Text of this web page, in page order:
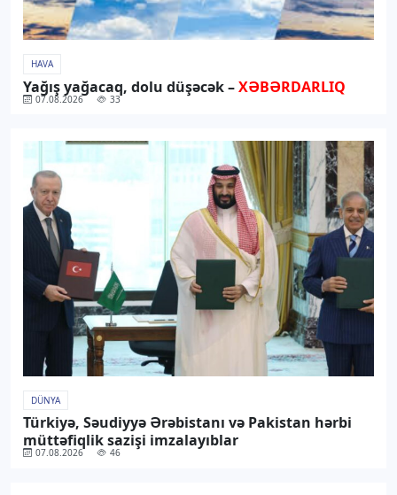
HAVA
Yağış yağacaq, dolu düşəcək –XƏBƏRDARLIQ
07.08.2026 33
DÜNYA
Türkiyə, Səudiyyə Ərəbistanı və Pakistan hərbi
müttəfiqlik sazişi imzalayıblar
07.08.2026 46